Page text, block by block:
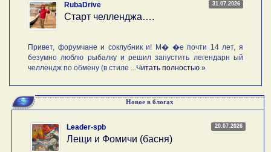
31.07.2026
RubaDrive
Старт челленджа….
Привет, форумчане и соклубник и! М� �е почти 14 лет, я
безумно люблю рыбалку и решил запустить легендарн ый
челлендж по обмену (в стиле ...Читать полностью »
Новое в блогах
20.07.2026
Leader-spb
Лещи и Фомичи (басня)